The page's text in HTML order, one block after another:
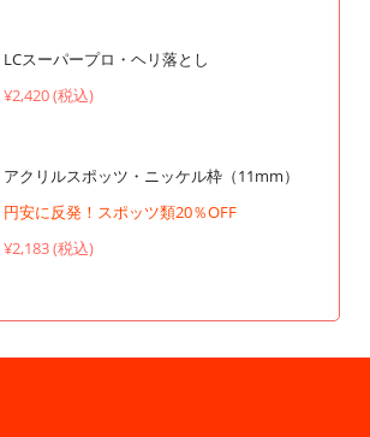
LCスーパープロ・ヘリ落とし
¥2,420 (税込)
アクリルスポッツ・ニッケル枠（11mm）
円安に反発！スポッツ類20％OFF
¥2,183 (税込)